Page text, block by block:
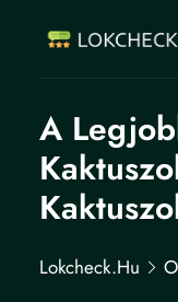
A
Lokcheck.hu